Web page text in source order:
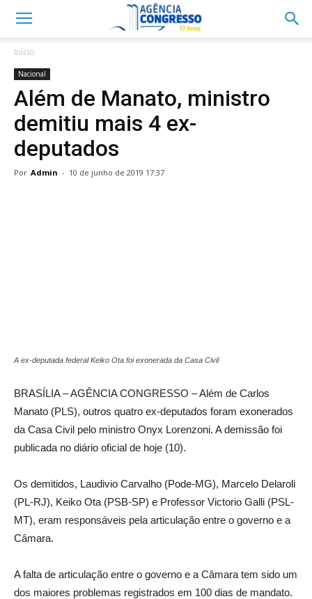
Início
Nacional
Além de Manato, ministro
demitiu mais 4 ex-
deputados
Por Admin - 10 de junho de 2019 17:37
A ex-deputada federal Keiko Ota foi exonerada da Casa Civil
BRASÍLIA – AGÊNCIA CONGRESSO – Além de Carlos
Manato (PLS), outros quatro ex-deputados foram exonerados
da Casa Civil pelo ministro Onyx Lorenzoni. A demissão foi
publicada no diário oficial de hoje (10).
Os demitidos, Laudivio Carvalho (Pode-MG), Marcelo Delaroli
(PL-RJ), Keiko Ota (PSB-SP) e Professor Victorio Galli (PSL-
MT), eram responsáveis pela articulação entre o governo e a
Câmara.
A falta de articulação entre o governo e a Câmara tem sido um
dos maiores problemas registrados em 100 dias de mandato.